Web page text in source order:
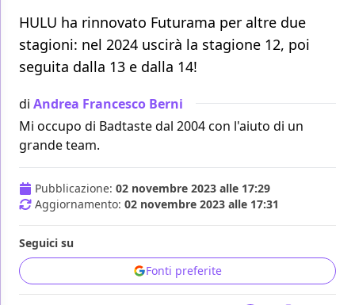
HULU ha rinnovato Futurama per altre due
stagioni: nel 2024 uscirà la stagione 12, poi
seguita dalla 13 e dalla 14!
di Andrea Francesco Berni
Mi occupo di Badtaste dal 2004 con l'aiuto di un
grande team.
Pubblicazione: 02 novembre 2023 alle 17:29
Aggiornamento: 02 novembre 2023 alle 17:31
Seguici su
Fonti preferite